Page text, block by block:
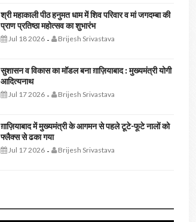
श्री महाकाली पीठ हनुमत धाम में शिव परिवार व मां जगदम्बा की
प्राण प्रतिष्ठा महोत्सव का शुभारंभ
Jul 18 2026- Brijesh Srivastava
सुशासन व विकास का मॉडल बना ग़ाज़ियाबाद : ​मुख्यमंत्री योगी
आदित्यनाथ
Jul 17 2026- Brijesh Srivastava
ग़ाज़ियाबाद में मुख्यमंत्री के आगमन से पहले टूटे-फूटे नालों को
फ्लैक्स से ढका गया
Jul 17 2026- Brijesh Srivastava